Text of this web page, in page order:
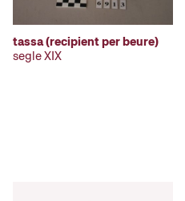
tassa (recipient per beure)
segle XIX